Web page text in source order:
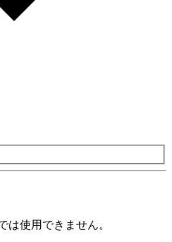
は使用できません。